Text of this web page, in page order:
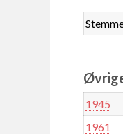
1945
1961